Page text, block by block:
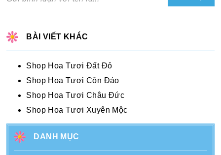
BÀI VIẾT KHÁC
Shop Hoa Tươi Đất Đỏ
Shop Hoa Tươi Côn Đảo
Shop Hoa Tươi Châu Đức
Shop Hoa Tươi Xuyên Mộc
DANH MỤC